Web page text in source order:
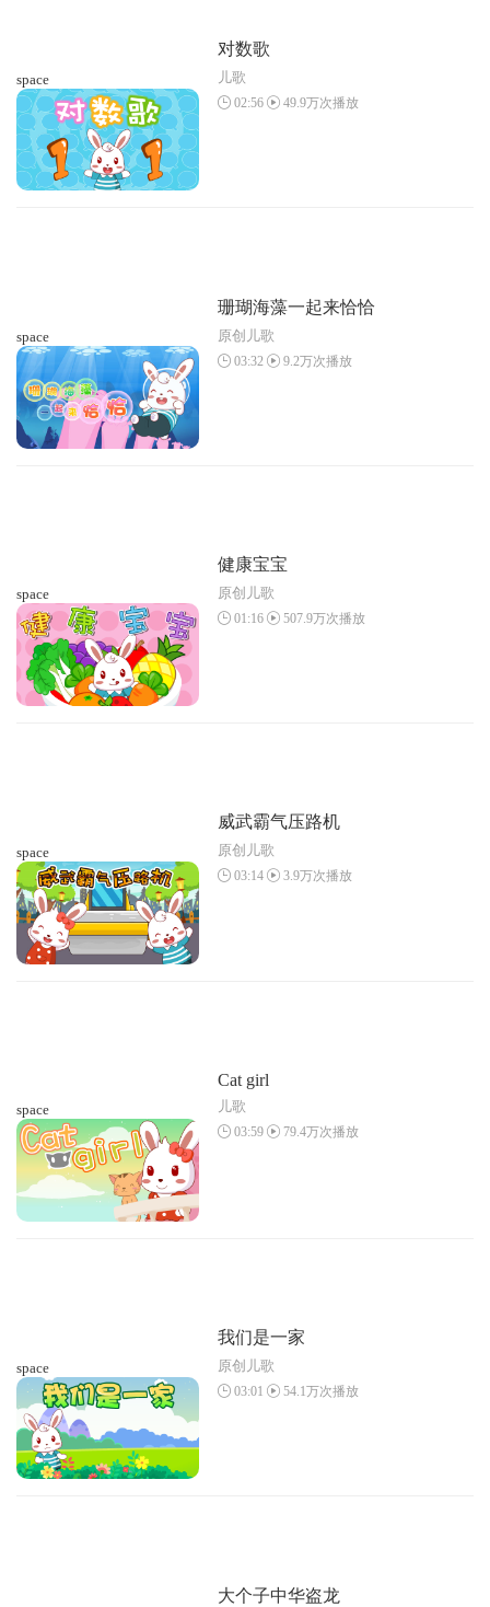
space
对数歌
儿歌
02:56 49.9万次播放
space
珊瑚海藻一起来恰恰
原创儿歌
03:32 9.2万次播放
space
健康宝宝
原创儿歌
01:16 507.9万次播放
space
威武霸气压路机
原创儿歌
03:14 3.9万次播放
space
Cat girl
儿歌
03:59 79.4万次播放
space
我们是一家
原创儿歌
03:01 54.1万次播放
大个子中华盗龙